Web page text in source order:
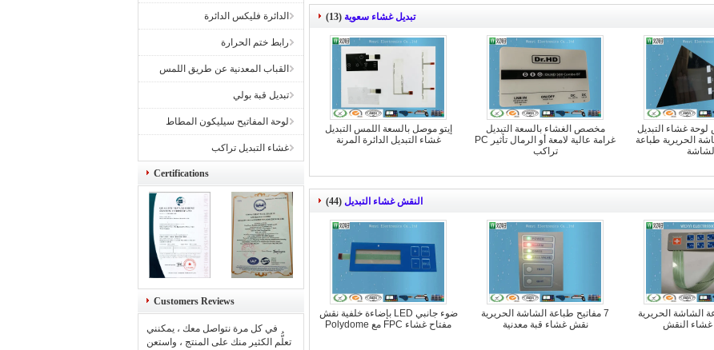
الدائرة فليكس الدائرة
رابط ختم الحرارة
القباب المعدنية عن طريق اللمس
تبديل قبة بولي
لوحة المفاتيح سيليكون المطاط
غشاء التبديل تراكب
Certifications
Customers Reviews
في كل مرة نتواصل معك ، يمكنني
تعلُّم الكثير منك على المنتج ، واستعن
تبديل غشاء سعوية (13)
إيتو موصل بالسعة اللمس التبديل
غشاء التبديل الدائرة المرنة
مخصص الغشاء بالسعة التبديل
غرامة عالية لامعة أو الرمال تأثير PC
تراكب
غشاء التبديل
الحريرية طباعة
الشاشة
النقش غشاء التبديل (44)
ضوء جانبي LED بإضاءة خلفية نقش
مفتاح غشاء FPC مع Polydome
7 مفاتيح طباعة الشاشة الحريرية
نقش غشاء قبة معدنية
الشاشة الحريرية
غشاء النقش